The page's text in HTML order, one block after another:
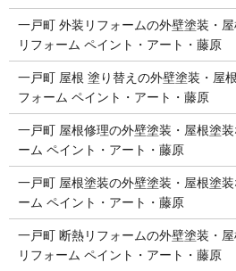
一戸町 外装リフォームの外壁塗装・
リフォーム ペイント・アート・藤原
一戸町 屋根 塗り替えの外壁塗装・屋
フォーム ペイント・アート・藤原
一戸町 屋根修理の外壁塗装・屋根塗
ーム ペイント・アート・藤原
一戸町 屋根塗装の外壁塗装・屋根塗
ーム ペイント・アート・藤原
一戸町 断熱リフォームの外壁塗装・
リフォーム ペイント・アート・藤原